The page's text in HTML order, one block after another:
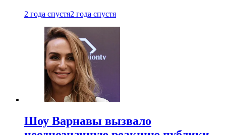
2 года спустя2 года спустя
Шоу Варнавы вызвало